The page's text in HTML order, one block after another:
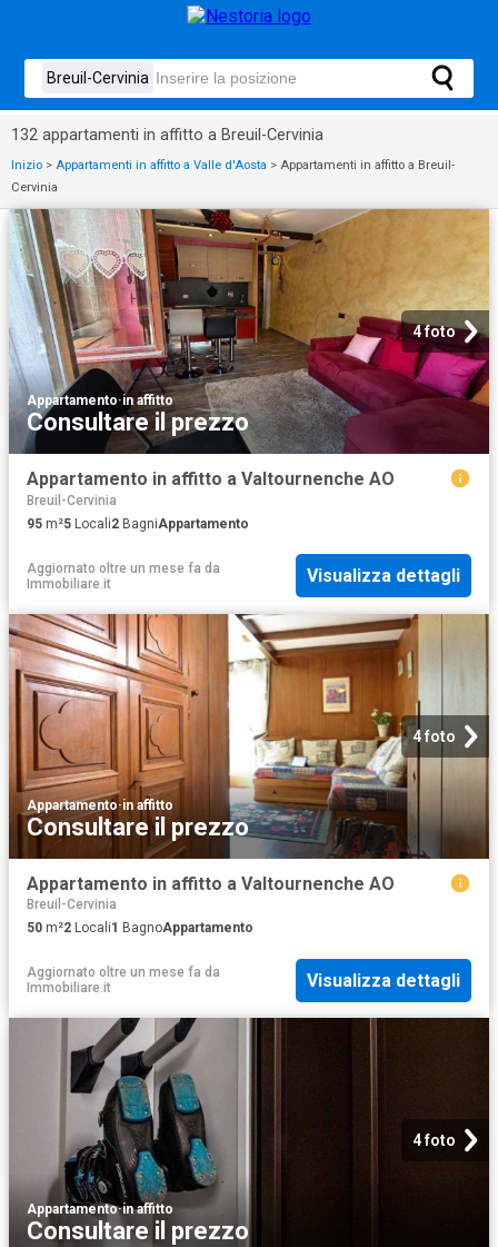
132 appartamenti in affitto a Breuil-Cervinia
Inizio > Appartamenti in affitto a Valle d'Aosta > Appartamenti in affitto a Breuil-
Cervinia
4 foto
Appartamento·in affitto
Consultare il prezzo
Appartamento in affitto a Valtournenche AO
Breuil-Cervinia
95 m²5 Locali2 BagniAppartamento
Aggiornato oltre un mese fa da
Immobiliare.it
Visualizza dettagli
4 foto
Appartamento·in affitto
Consultare il prezzo
Appartamento in affitto a Valtournenche AO
Breuil-Cervinia
50 m²2 Locali1 BagnoAppartamento
Aggiornato oltre un mese fa da
Immobiliare.it
Visualizza dettagli
4 foto
Appartamento·in affitto
Consultare il prezzo